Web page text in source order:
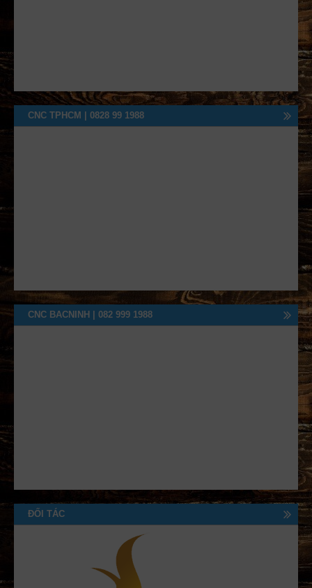
CNC TPHCM | 0828 99 1988
CNC BACNINH | 082 999 1988
ĐỐI TÁC